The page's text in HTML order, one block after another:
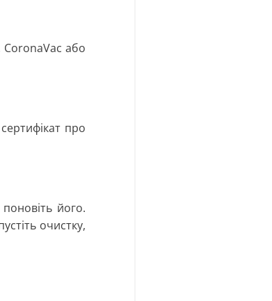
CoronaVac або
про
його.
очистку,